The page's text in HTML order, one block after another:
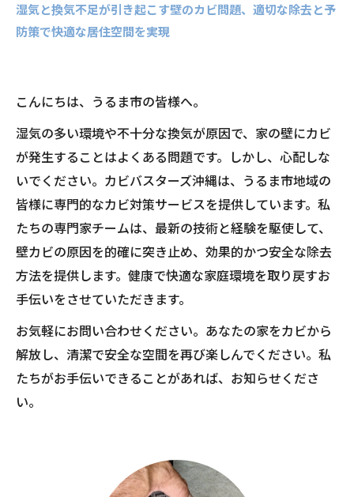
湿気と換気不足が引き起こす壁のカビ問題、適切な除去と予
防策で快適な居住空間を実現
こんにちは、うるま市の皆様へ。
湿気の多い環境や不十分な換気が原因で、家の壁にカビ
が発生することはよくある問題です。しかし、心配しな
いでください。カビバスターズ沖縄は、うるま市地域の
皆様に専門的なカビ対策サービスを提供しています。私
たちの専門家チームは、最新の技術と経験を駆使して、
壁カビの原因を的確に突き止め、効果的かつ安全な除去
方法を提供します。健康で快適な家庭環境を取り戻すお
手伝いをさせていただきます。
お気軽にお問い合わせください。あなたの家をカビから
解放し、清潔で安全な空間を再び楽しんでください。私
たちがお手伝いできることがあれば、お知らせくださ
い。